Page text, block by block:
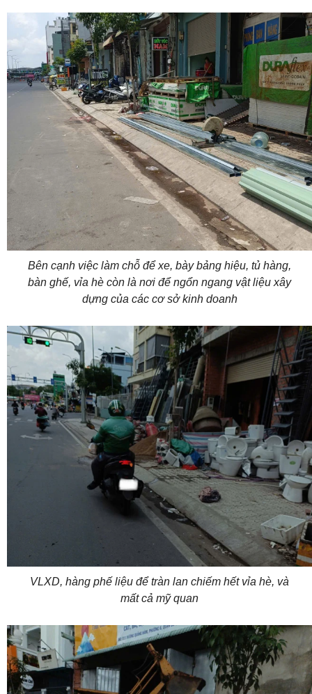
Bên cạnh việc làm chỗ để xe, bày bảng hiệu, tủ hàng,
bàn ghế, vỉa hè còn là nơi để ngổn ngang vật liệu xây
dựng của các cơ sở kinh doanh
VLXD, hàng phế liệu để tràn lan chiếm hết vỉa hè, và
mất cả mỹ quan